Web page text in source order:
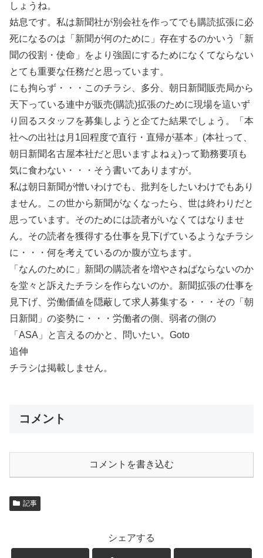
しょうね。
姑息です。私は新聞社が別会社を作ってでも購読拡張に必
死になるのは「新聞が何のために」存在するのかいう「新
聞の役割・使命」をより強固にするためになくてならない
とても重要な任務だと思っています。
にも拘らず・・・このチラシ、多分、朝日新聞販売局から
天下っている連中が販売(購読)拡張のために現場を這いず
り回るスタッフを募集しようと企てた結果でしょう。「本
社への出社は月1回程度で直行・直帰が基本」(本社って、
朝日新聞名古屋本社だと思いますよねぇ)って勤務要項も
気に食わない・・・そう書いてありますが。
私は朝日新聞が憎いわけでも、批判をしたいわけでもあり
ません。この世から新聞がなくなったら、世は終わりだと
思っています。そのためには読者がいなくてはなりませ
ん。その読者を獲得する仕事を見下げているようなチラシ
に・・・何を考えているのか腹が立ちます。
「なんのために」新聞の購読者を増やさねばならないのか
を堂々と訴えたチラシを作らないのか。新聞拡張の仕事を
見下げ、労働価値を隠蔽して求人募集する・・・その「朝
日新聞」の姿勢に・・・労働者の側、弱者の側の
「ASA」と言えるのかと、問いたい。Goto
追伸
チラシは掲載しません。
コメント
コメントを書き込む
記事
シェアする